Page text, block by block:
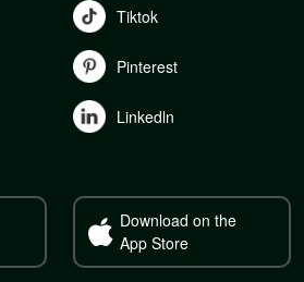
Tiktok
Pinterest
Linkedln
Download on the
App Store